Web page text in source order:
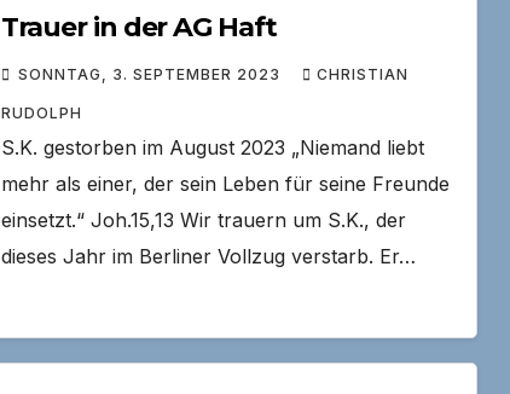
Trauer in der AG Haft
SONNTAG, 3. SEPTEMBER 2023 CHRISTIAN
RUDOLPH
S.K. gestorben im August 2023 „Niemand liebt
mehr als einer, der sein Leben für seine Freunde
einsetzt.“ Joh.15,13 Wir trauern um S.K., der
dieses Jahr im Berliner Vollzug verstarb. Er…